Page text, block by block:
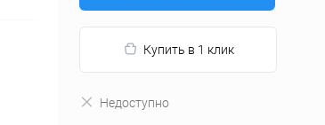
Купить в 1 клик
Недоступно